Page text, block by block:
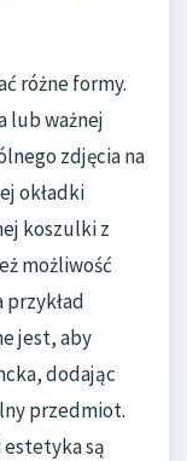
różne formy.
lub ważnej
zdjęcia na
okładki
koszulki z
możliwość
jest, aby
dodając
przedmiot.
estetyka są